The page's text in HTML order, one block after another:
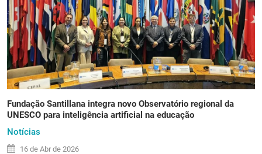
Fundação Santillana integra novo Observatório regional da
UNESCO para inteligência artificial na educação
Notícias
16 de Abr de 2026